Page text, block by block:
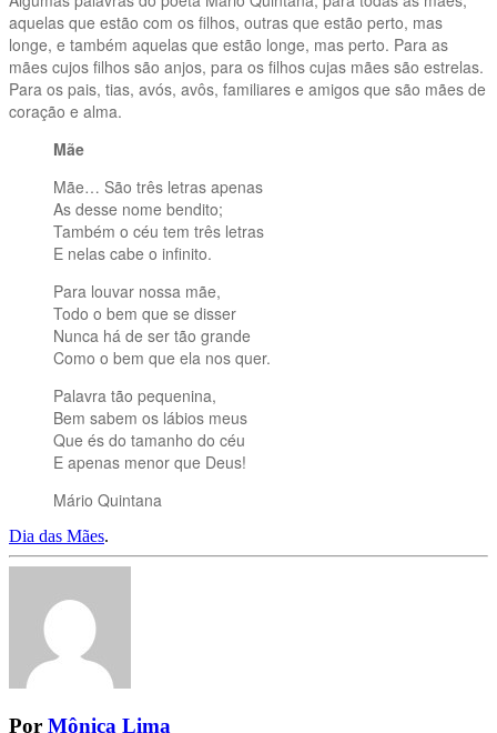
aquelas que estão com os filhos, outras que estão perto, mas
longe, e também aquelas que estão longe, mas perto. Para as
mães cujos filhos são anjos, para os filhos cujas mães são estrelas.
Para os pais, tias, avós, avôs, familiares e amigos que são mães de
coração e alma.
Mãe
Mãe… São três letras apenas
As desse nome bendito;
Também o céu tem três letras
E nelas cabe o infinito.
Para louvar nossa mãe,
Todo o bem que se disser
Nunca há de ser tão grande
Como o bem que ela nos quer.
Palavra tão pequenina,
Bem sabem os lábios meus
Que és do tamanho do céu
E apenas menor que Deus!
Mário Quintana
Dia das Mães.
Por Mônica Lima